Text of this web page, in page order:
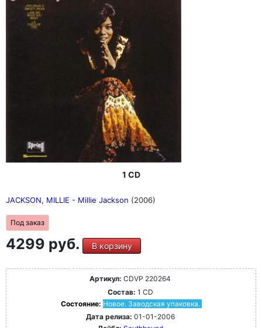
1 CD
JACKSON, MILLIE - Millie Jackson (2006)
Под заказ
4299 руб. В корзину
Артикул: CDVP 220264
Состав: 1 CD
Состояние: Новое. Заводская упаковка.
Дата релиза: 01-01-2006